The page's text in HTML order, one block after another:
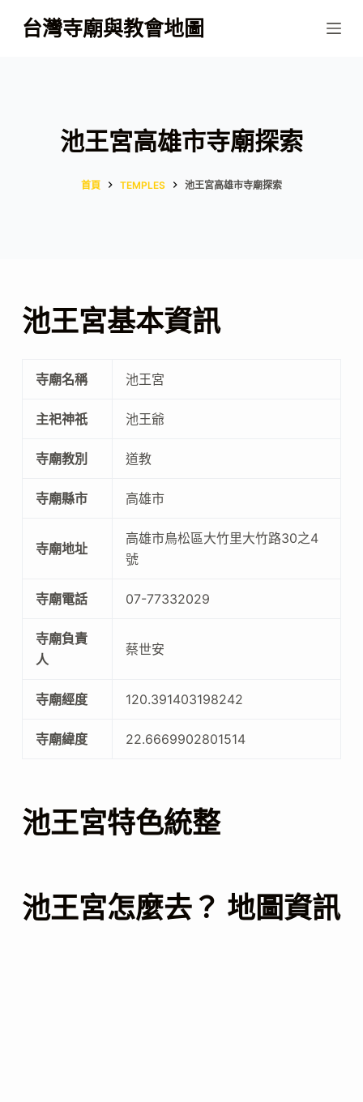
跳
至
台灣寺廟與教會地圖
池王宮高雄市寺廟探索
首頁 TEMPLES 池王宮高雄市寺廟探索
池王宮基本資訊
寺廟名稱 池王宮
主祀神祇 池王爺
寺廟教別 道教
寺廟縣市 高雄市
寺廟地址
高雄市鳥松區大竹里大竹路30之4
號
寺廟電話 07-77332029
寺廟負責
人
蔡世安
寺廟經度 120.391403198242
寺廟緯度 22.6669902801514
池王宮特色統整
池王宮怎麼去？ 地圖資訊